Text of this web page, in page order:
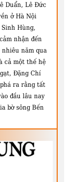
Duẩn, Lê Đức
ở Hà Nội
Hùng,
nhận đến
năm qua
cả một thế hệ
Đặng Chí
ra rằng tất
đầu lâu nay
bờ sông Bến